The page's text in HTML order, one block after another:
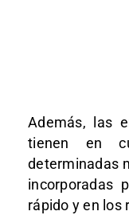
Además, las
tienen en
determinadas
incorporadas
rápido y en los